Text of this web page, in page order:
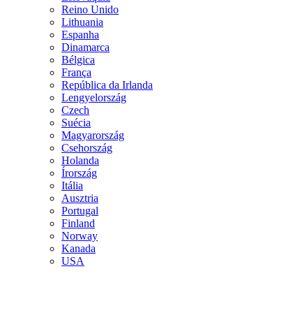
Reino Unido
Lithuania
Espanha
Dinamarca
Bélgica
França
República da Irlanda
Lengyelország
Czech
Suécia
Magyarország
Csehország
Holanda
Írország
Itália
Ausztria
Portugal
Finland
Norway
Kanada
USA